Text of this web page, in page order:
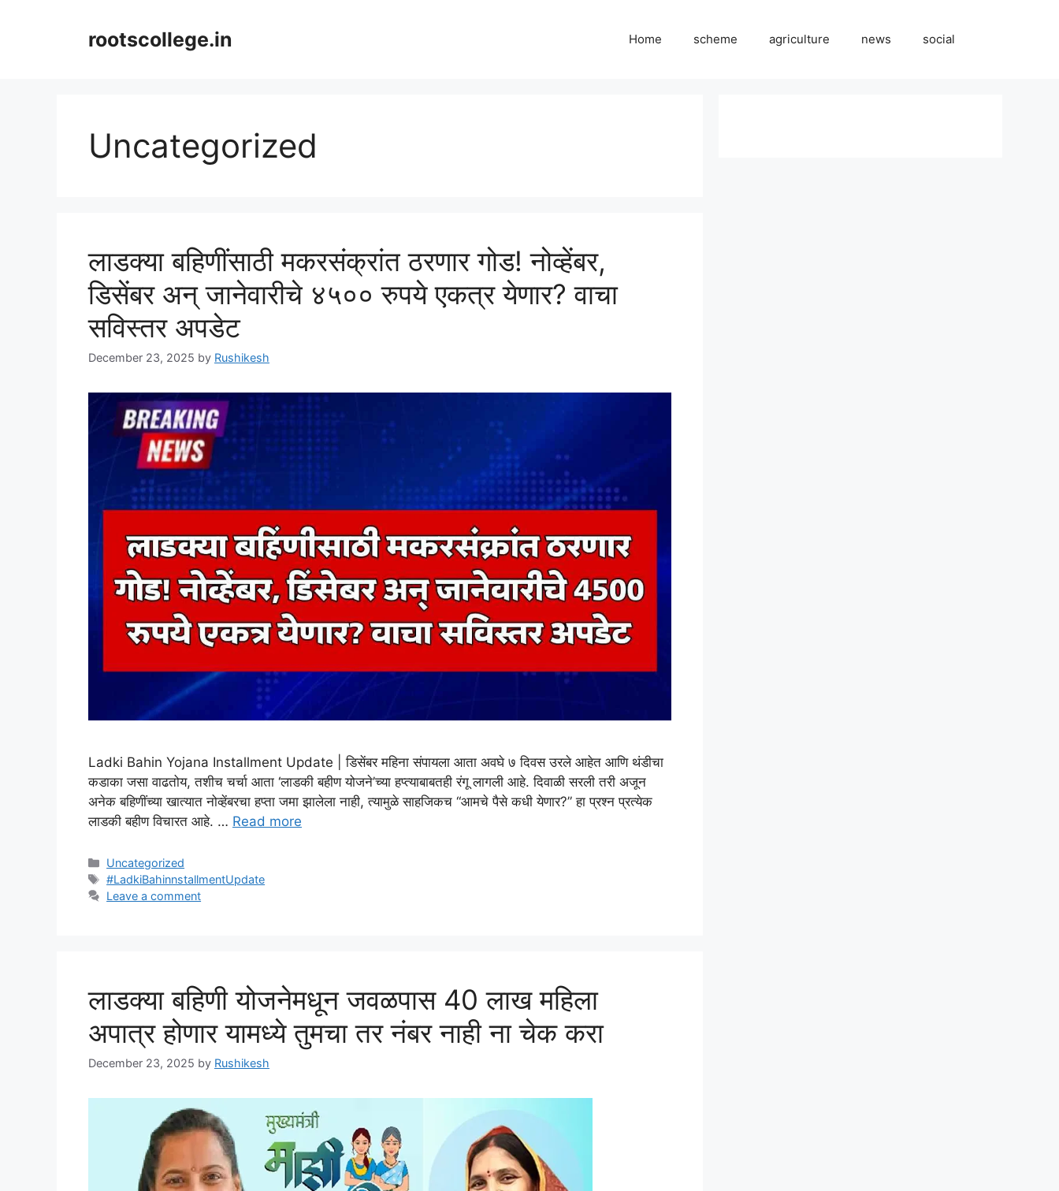
rootscollege.in Home scheme agriculture news social
Uncategorized
लाडक्या बहिणींसाठी मकरसंक्रांत ठरणार गोड! नोव्हेंबर,
डिसेंबर अन् जानेवारीचे ४५०० रुपये एकत्र येणार? वाचा
सविस्तर अपडेट
December 23, 2025 by Rushikesh
Ladki Bahin Yojana Installment Update | ​डिसेंबर महिना संपायला आता अवघे ७ दिवस उरले आहेत आणि थंडीचा
कडाका जसा वाढतोय, तशीच चर्चा आता ‘लाडकी बहीण योजने’च्या हप्त्याबाबतही रंगू लागली आहे. दिवाळी सरली तरी अजून
अनेक बहिणींच्या खात्यात नोव्हेंबरचा हप्ता जमा झालेला नाही, त्यामुळे साहजिकच “आमचे पैसे कधी येणार?” हा प्रश्न प्रत्येक
लाडकी बहीण विचारत आहे. … Read more
Categories
Uncategorized
Tags
#LadkiBahinnstallmentUpdate
Leave a comment
लाडक्या बहिणी योजनेमधून जवळपास 40 लाख महिला
अपात्र होणार यामध्ये तुमचा तर नंबर नाही ना चेक करा
December 23, 2025 by Rushikesh